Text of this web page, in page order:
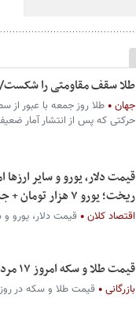
طلا سقف مقاومتی را
جهان
حرکتی که پس از انتشار آمار
ریخت؛ یورو ۷ هزار تومان + جدول
اقتصاد کلان قیمت دلار، یورو و
قیمت طلا و سکه امروز ۱۷ مردادماه ۱۴۰۵/ سکه میلیونی تغییر کرد + جدول
بازرگانی قیمت طلا و سکه در روز ۱۷ مردادماه ۱۴۰۵ اعلام شد.